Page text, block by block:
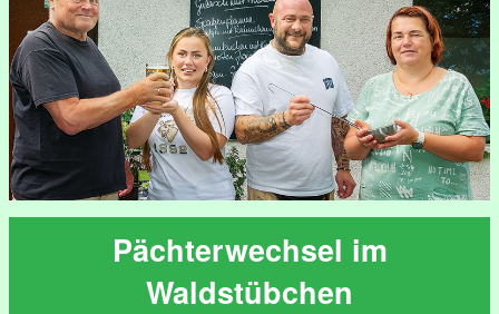
Pächterwechsel im
Waldstübchen